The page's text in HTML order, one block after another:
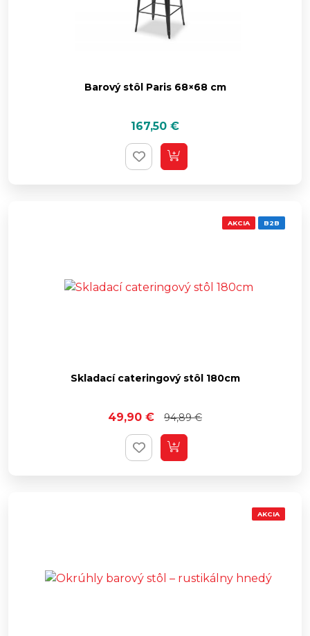
Barový stôl Paris 68×68 cm
167,50 €
AKCIA B2B
Skladací cateringový stôl 180cm
94,89€
49,90 €
AKCIA